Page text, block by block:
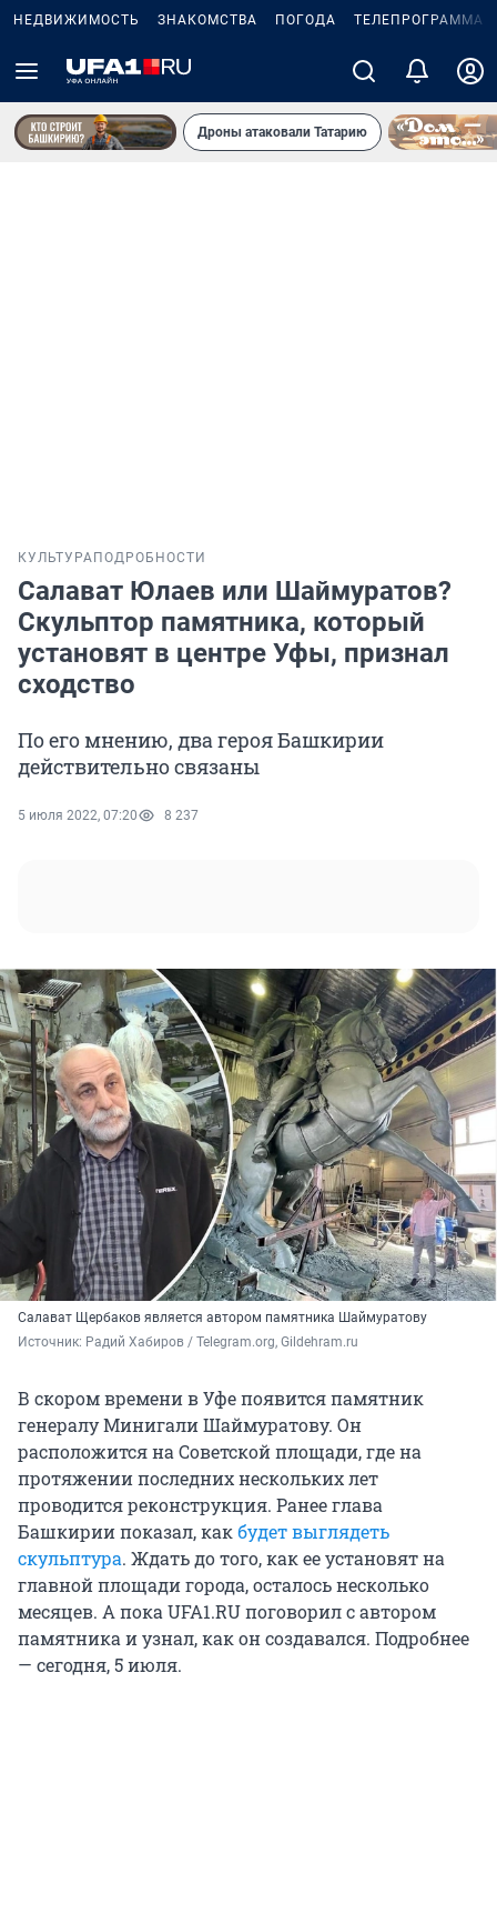
НЕДВИЖИМОСТЬ ЗНАКОМСТВА ПОГОДА ТЕЛЕПРОГРАММА
Дроны атаковали Татарию
КУЛЬТУРА ПОДРОБНОСТИ
Салават Юлаев или Шаймуратов?
Скульптор памятника, который
установят в центре Уфы, признал
сходство
По его мнению, два героя Башкирии
действительно связаны
5 июля 2022, 07:20 8 237
Салават Щербаков является автором памятника Шаймуратову
Источник: Радий Хабиров / Telegram.org, Gildehram.ru
В скором времени в Уфе появится памятник
генералу Минигали Шаймуратову. Он
расположится на Советской площади, где на
протяжении последних нескольких лет
проводится реконструкция. Ранее глава
Башкирии показал, какбудет выглядеть
скульптура. Ждать до того, как ее установят на
главной площади города, осталось несколько
месяцев. А пока UFA1.RU поговорил с автором
памятника и узнал, как он создавался. Подробнее
— сегодня, 5 июля.